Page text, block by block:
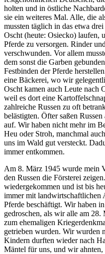
holten und in östliche
sie ein weiteres Mal. Alle, die
mussten täglich in das etwa
Oscht (heute: Osiecko) laufen,
Pferde zu versorgen. Rinder
verschwunden. Vor allem
dem sonst die Garben
Festbinden der Pferde
eine Bäckerei, wo wir
Oscht kamen auch Leute nach
weil es dort eine
zahlreiche Russen zu oft
belästigten. Öfter saßen
auf. Wir haben nicht mehr im
Heu oder Stroh, manchmal
uns im Wald gut versteckt.
immer entkommen.
Am 8. März 1945 wurde mein
den Russen die Försterei
wiedergekommen und ist bis
immer mit landwirtschaftlichen
Pferde beschäftigt. Wir haben
gedroschen, als wir alle am
zum ehemaligen
getrieben wurden. Wir wurden
Kindern durften wieder nach
Mäntel für uns, und wir